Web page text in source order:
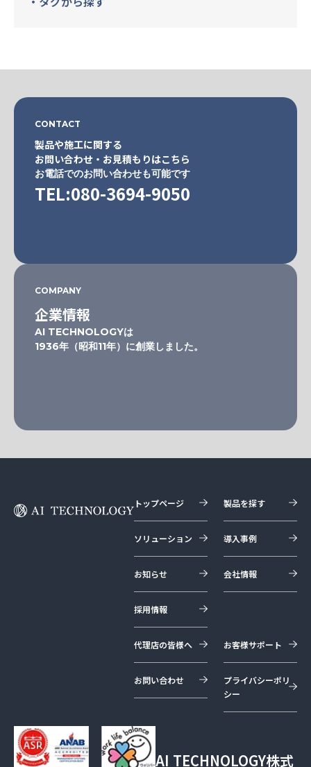
CONTACT
製品や施工に関する
お問い合わせ・お見積もりはこちら
お電話でのお問い合わせも可能です
TEL:080-3694-9050
COMPANY
企業情報
AI TECHNOLOGYは
1936年（昭和11年）に創業しました。
トップページ 製品を探す
ソリューション 導入事例
お知らせ 会社情報
採用情報
代理店の皆様へ お客様サポート
お問い合わせ
プライバシーポリ
シー
AI TECHNOLOGY株式